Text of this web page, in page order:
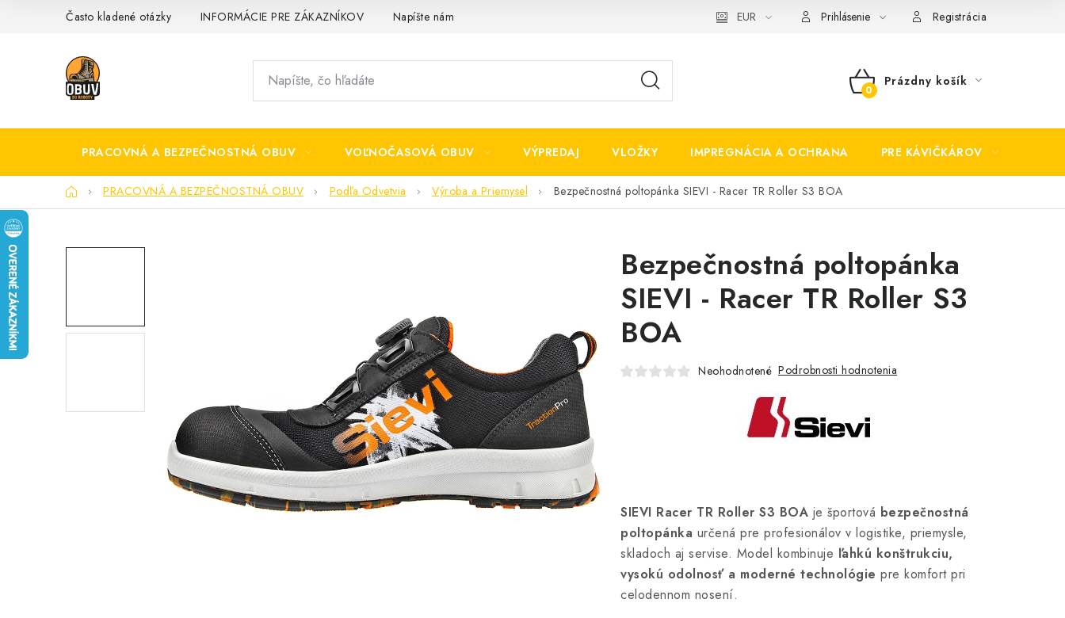
Často kladené otázky INFORMÁCIE PRE ZÁKAZNÍKOV Napíšte nám EUR Prihlásenie Registrácia
NÁKUPNÝ
Prázdny košík
PRACOVNÁ A BEZPEČNOSTNÁ OBUV VOĽNOČASOVÁ OBUV VÝPREDAJ VLOŽKY IMPREGNÁCIA A OCHRANA PRE KÁVIČKÁROV
DomovPRACOVNÁ A BEZPEČNOSTNÁ OBUV Podľa Odvetvia Výroba a Priemysel Bezpečnostná poltopánka SIEVI - Racer TR Roller S3 BOA
Bezpečnostná poltopánka
SIEVI - Racer TR Roller S3
BOA
Neohodnotené Podrobnosti hodnotenia
SIEVI Racer TR Roller S3 BOA je športová bezpečnostná
poltopánka určená pre profesionálov v logistike, priemysle,
skladoch aj servise. Model kombinuje ľahkú konštrukciu,
vysokú odolnosť a moderné technológie pre komfort pri
celodennom nosení.